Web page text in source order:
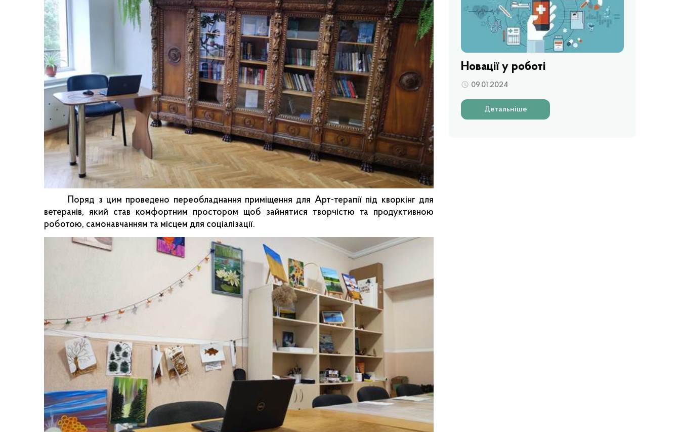
Поряд з цим проведено переобладнання приміщення для Арт-терапії під кворкінг для
ветеранів, який став комфортним простором щоб зайнятися творчістю та продуктивною
роботою, самонавчанням та місцем для соціалізації.
Новації у роботі
09.01.2024
Детальніше